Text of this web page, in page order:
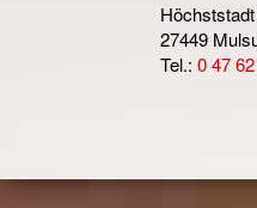
27449
Tel.: 0 47